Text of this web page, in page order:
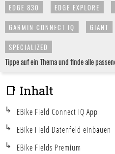
EDGE 830
EDGE EXPLORE
GARMIN CONNECT IQ
GIANT
SPECIALIZED
Tippe auf ein Thema und finde alle
📑 Inhalt
EBike Field Connect IQ App
EBike Field Datenfeld einbauen
EBike Fields Premium